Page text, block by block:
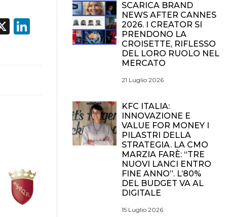
X LinkedIn
SCARICA BRAND
NEWS AFTER CANNES
2026. I CREATOR SI
PRENDONO LA
CROISETTE, RIFLESSO
DEL LORO RUOLO NEL
MERCATO
21 Luglio 2026
KFC ITALIA:
INNOVAZIONE E
VALUE FOR MONEY I
PILASTRI DELLA
STRATEGIA. LA CMO
MARZIA FARÈ: “TRE
NUOVI LANCI ENTRO
FINE ANNO”. L’80%
DEL BUDGET VA AL
DIGITALE
15 Luglio 2026